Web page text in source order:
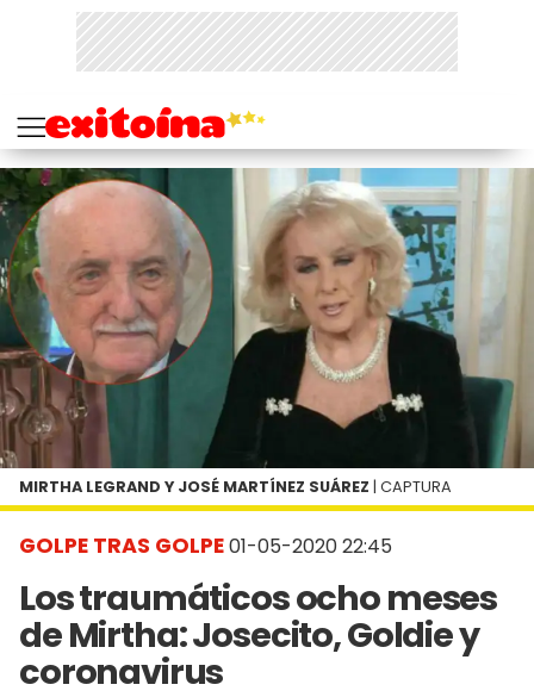
GOLPE TRAS GOLPE01-05-2020 22:45
Los traumáticos ocho meses
de Mirtha: Josecito, Goldie y
coronavirus
MIRTHA LEGRAND Y JOSÉ MARTÍNEZ SUÁREZ | CAPTURA